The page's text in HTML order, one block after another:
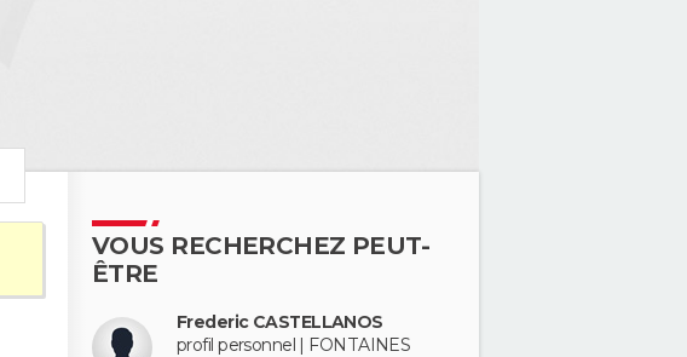
VOUS RECHERCHEZ PEUT-
ÊTRE
Frederic CASTELLANOS
profil personnel | FONTAINES